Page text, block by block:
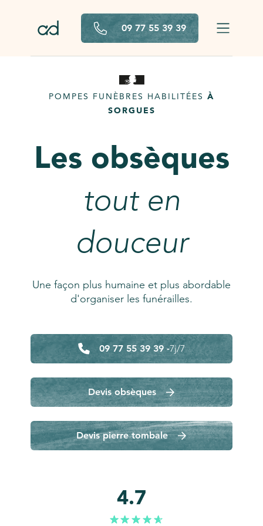
09 77 55 39 39
POMPES FUNÈBRES HABILITÉES À
SORGUES
Les obsèques
tout en
douceur
Une façon plus humaine et plus abordable
d'organiser les funérailles.
09 77 55 39 39 -7j/7
Devis obsèques
Devis pierre tombale
4.7